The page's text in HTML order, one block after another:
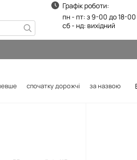
Графік роботи:
пн - пт: з 9-00 до 18-00
сб - нд: вихідний
спочатку дорожчі за назвою